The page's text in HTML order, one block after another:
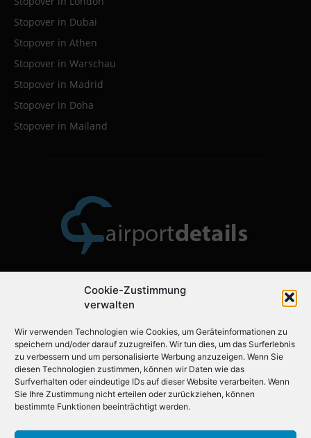
Cookie-Zustimmung
verwalten
Wir verwenden Technologien wie Cookies, um Geräteinformationen zu
speichern und/oder darauf zuzugreifen. Wir tun dies, um das Surferlebnis
zu verbessern und um personalisierte Werbung anzuzeigen. Wenn Sie
diesen Technologien zustimmen, können wir Daten wie das
Surfverhalten oder eindeutige IDs auf dieser Website verarbeiten. Wenn
Sie Ihre Zustimmung nicht erteilen oder zurückziehen, können
bestimmte Funktionen beeinträchtigt werden.
Stopover in Dubai
Stopover in Athen
Stopover in Warschau
Stopover in Madrid
Stopover in Doha
Stopover in Mailand
Über uns
Airportdetails.de ist der ideale Flughafenführer für Ihre
nächste Reise.
Folgen Sie uns auf